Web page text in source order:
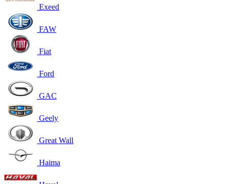
Exeed
FAW
Fiat
Ford
GAC
Geely
Great Wall
Haima